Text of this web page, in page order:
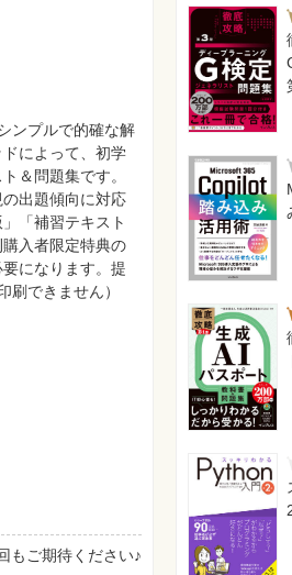
ンプルで的確な解
によって、初学
＆問題集です。
出題傾向に対応
「補習テキスト
入者限定特典の
になります。提
刷できません）
もご期待ください♪